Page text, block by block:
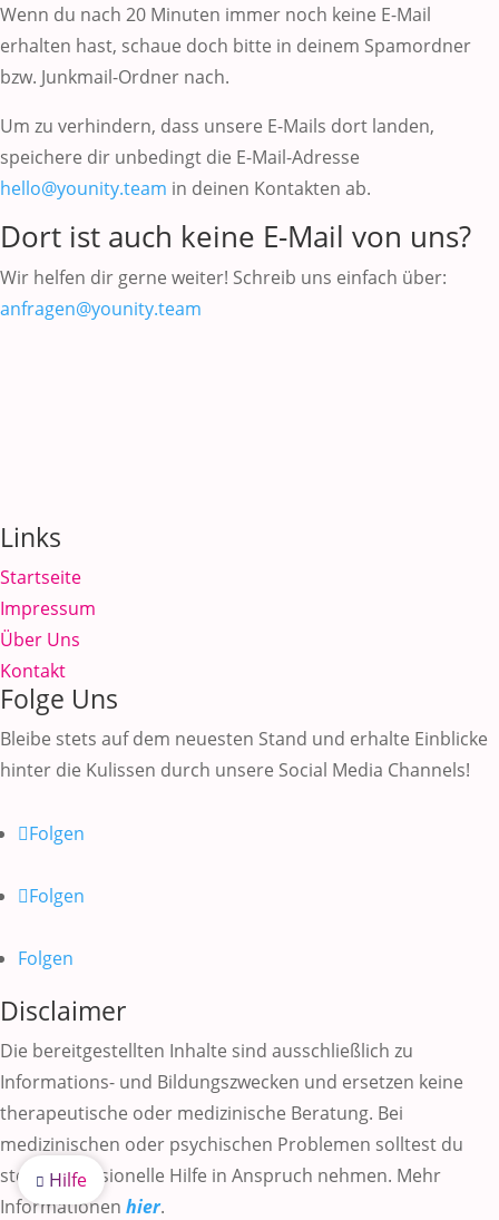
Wenn du nach 20 Minuten immer noch keine E-Mail
erhalten hast, schaue doch bitte in deinem Spamordner
bzw. Junkmail-Ordner nach.
Um zu verhindern, dass unsere E-Mails dort landen,
speichere dir unbedingt die E-Mail-Adresse
hello@younity.team in deinen Kontakten ab.
Dort ist auch keine E-Mail von uns?
Wir helfen dir gerne weiter! Schreib uns einfach über:
anfragen@younity.team
Links
Startseite
Impressum
Über Uns
Kontakt
Folge Uns
Bleibe stets auf dem neuesten Stand und erhalte Einblicke
hinter die Kulissen durch unsere Social Media Channels!
Folgen
Folgen
Folgen
Disclaimer
Die bereitgestellten Inhalte sind ausschließlich zu
Informations- und Bildungszwecken und ersetzen keine
therapeutische oder medizinische Beratung. Bei
medizinischen oder psychischen Problemen solltest du
stets professionelle Hilfe in Anspruch nehmen. Mehr
Informationen hier.
 Hilfe